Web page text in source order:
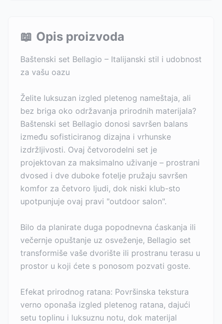
📖 Opis proizvoda
Baštenski set Bellagio – Italijanski stil i udobnost
za vašu oazu
Želite luksuzan izgled pletenog nameštaja, ali
bez briga oko održavanja prirodnih materijala?
Baštenski set Bellagio donosi savršen balans
između sofisticiranog dizajna i vrhunske
izdržljivosti. Ovaj četvorodelni set je
projektovan za maksimalno uživanje – prostrani
dvosed i dve duboke fotelje pružaju savršen
komfor za četvoro ljudi, dok niski klub-sto
upotpunjuje ovaj pravi "outdoor salon".
Bilo da planirate duga popodnevna ćaskanja ili
večernje opuštanje uz osveženje, Bellagio set
transformiše vaše dvorište ili prostranu terasu u
prostor u koji ćete s ponosom pozvati goste.
Efekat prirodnog ratana: Površinska tekstura
verno oponaša izgled pletenog ratana, dajući
setu toplinu i luksuznu notu, dok materijal